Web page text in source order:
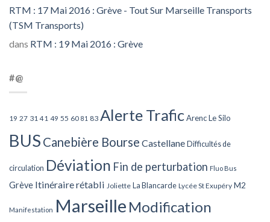
RTM : 17 Mai 2016 : Grève - Tout Sur Marseille Transports
(TSM Transports)
dans RTM : 19 Mai 2016 : Grève
#@
19 27 31 41 49 55 60 81 83 Alerte TraficArenc Le Silo
BUS Canebière Bourse Castellane Difficultés de
circulation Déviation Fin de perturbation Fluo Bus
Grève Itinéraire rétabli Joliette La Blancarde Lycée St Exupéry M2
Manifestation Marseille Modification